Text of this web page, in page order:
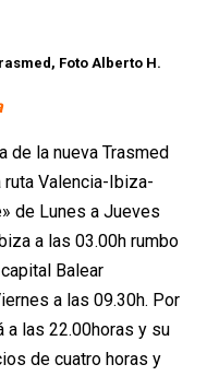
Foto Alberto H.
de la nueva Trasmed
ruta Valencia-Ibiza-
de Lunes a Jueves
a las 03.00h rumbo
Balear
a las 09.30h. Por
a las 22.00horas y su
de cuatro horas y